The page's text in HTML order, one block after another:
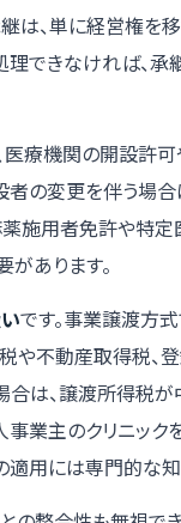
は、単に経営権を
できなければ、承
医療機関の開設許
者の変更を伴う場
薬施用者免許や特
があります。
です。事業譲渡方
や不動産取得税、
合は、譲渡所得税
事業主のクリニッ
用には専門的な知